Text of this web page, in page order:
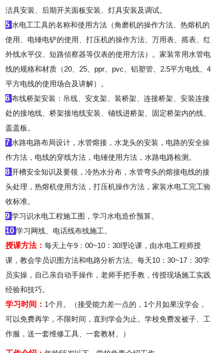
洁具安装、后期开关面板安装、灯具安装及调试。
5 水电工工具的名称和使用方法（角磨机的操作方法、热熔机的
使用、电锤电铲的使用、打压机的操作方法、万用表、摇表、红
外线水平仪、短路侦察器等仪表的使用方法）。家装常用水管电
线的规格和材质（20、25、ppr、pvc、铝塑管、2.5平方电线、4
平方电线的使用场合及讲解）。
6布线桥架安装：吊线、安支架、装桥架、连接桥架、安装连接
处的接地线、桥架接地线安装、铺线进桥架、固定桥架内的线、
盖盖板。
7 水路电路布局设计，水管熔接，水龙头的安装，电路的安全操
作方法，电线的穿线方法，电锤使用方法，水路电路检测。
8开槽安全知识及要领，冷热水分布，水管弯头的熔接电线的接
头处理，热熔机使用方法，打压机操作方法，家装水电工完工验
收标准。
9学习识水电工程施工图，学习水电造价预算。
10学习网线、电话线布线施工。
授课方法：每天上午9：00~10：30理论课，由水电工程师授
课，教会学员识图方法和电路分析方法。每天10：30~17：30学
员实操，自己亲自动手操作，老师手把手教，传授现场施工实践
经验和技巧。
学习时间： 1个月。（接受能力差一点的，1个月如果没学会，
可以免费再学，不限时间，直到学会为止。学校免费发被子、工
作服，送一套维修工具、一套教材。）